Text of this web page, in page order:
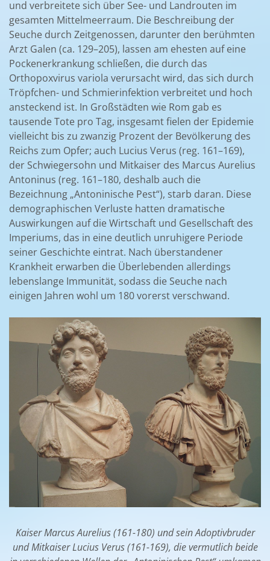
und verbreitete sich über See- und Landrouten im
gesamten Mittelmeerraum. Die Beschreibung der
Seuche durch Zeitgenossen, darunter den berühmten
Arzt Galen (ca. 129–205), lassen am ehesten auf eine
Pockenerkrankung schließen, die durch das
Orthopoxvirus variola verursacht wird, das sich durch
Tröpfchen- und Schmierinfektion verbreitet und hoch
ansteckend ist. In Großstädten wie Rom gab es
tausende Tote pro Tag, insgesamt fielen der Epidemie
vielleicht bis zu zwanzig Prozent der Bevölkerung des
Reichs zum Opfer; auch Lucius Verus (reg. 161–169),
der Schwiegersohn und Mitkaiser des Marcus Aurelius
Antoninus (reg. 161–180, deshalb auch die
Bezeichnung „Antoninische Pest“), starb daran. Diese
demographischen Verluste hatten dramatische
Auswirkungen auf die Wirtschaft und Gesellschaft des
Imperiums, das in eine deutlich unruhigere Periode
seiner Geschichte eintrat. Nach überstandener
Krankheit erwarben die Überlebenden allerdings
lebenslange Immunität, sodass die Seuche nach
einigen Jahren wohl um 180 vorerst verschwand.
Kaiser Marcus Aurelius (161-180) und sein Adoptivbruder
und Mitkaiser Lucius Verus (161-169), die vermutlich beide